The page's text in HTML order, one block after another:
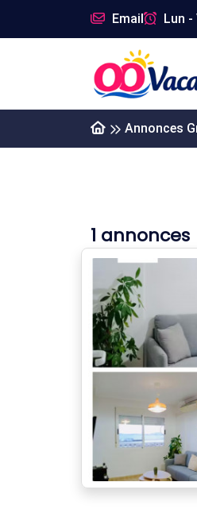
Email Lun -
Annonces
1 annonces